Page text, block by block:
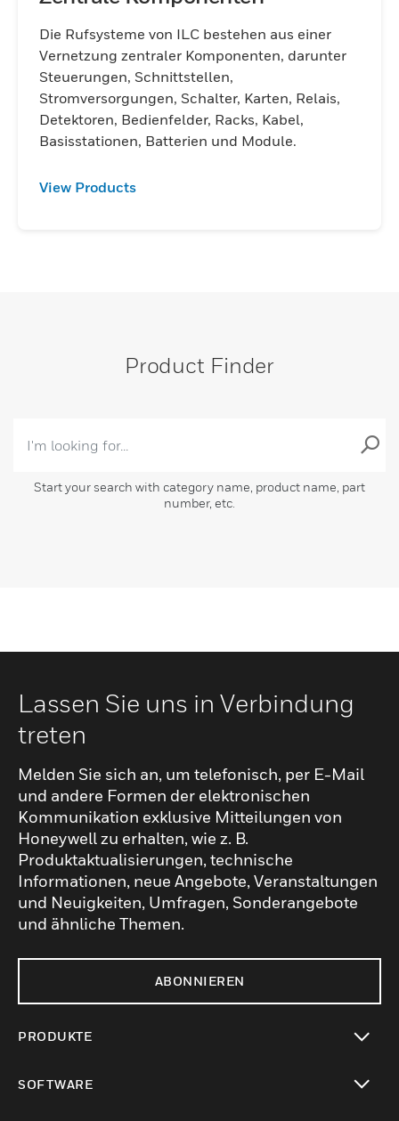
Die Rufsysteme von ILC bestehen aus einer
Vernetzung zentraler Komponenten, darunter
Steuerungen, Schnittstellen,
Stromversorgungen, Schalter, Karten, Relais,
Detektoren, Bedienfelder, Racks, Kabel,
Basisstationen, Batterien und Module.
View Products
Product Finder
Start your search with category name, product name, part
number, etc.
Lassen Sie uns in Verbindung
treten
Melden Sie sich an, um telefonisch, per E-Mail
und andere Formen der elektronischen
Kommunikation exklusive Mitteilungen von
Honeywell zu erhalten, wie z. B.
Produktaktualisierungen, technische
Informationen, neue Angebote, Veranstaltungen
und Neuigkeiten, Umfragen, Sonderangebote
und ähnliche Themen.
ABONNIEREN
PRODUKTE
SOFTWARE